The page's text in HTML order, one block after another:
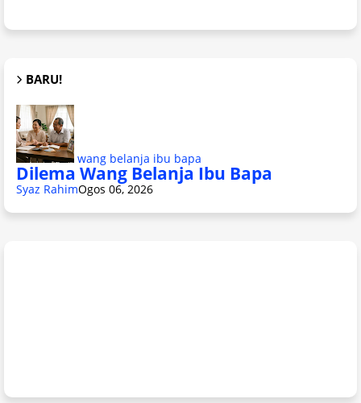
BARU!
wang belanja ibu bapa
Dilema Wang Belanja Ibu Bapa
Syaz RahimOgos 06, 2026